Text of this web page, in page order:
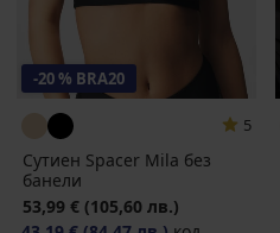
-20 % BRA20
5
Сутиен Spacer Mila без
банели
53,99 € (105,60 лв.)